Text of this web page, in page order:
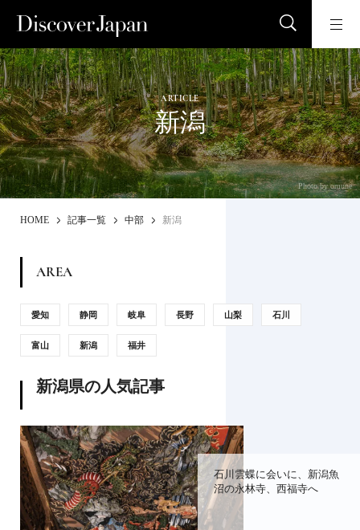
ARTICLE
新潟
Photo by omune
HOME 記事一覧 中部 新潟
AREA
愛知 静岡 岐阜 長野 山梨 石川
富山 新潟 福井
新潟県の人気記事
石川雲蝶に会いに、新潟魚
沼の永林寺、西福寺へ